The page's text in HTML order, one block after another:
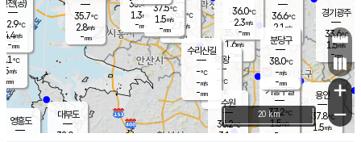
의도
℃
m/s
mm
영흥도
과천
35.9℃
1.6m/s
- mm
용인
37.8℃
1.5m/s
경기광주
33.6℃
1.5m/s
-mm
대부도
32.0
의왕
- ℃
m/s
mm
36.1
℃
2.7 m/s
-mm
35.4℃
1.3m/s
-mm
37.5℃
1.5m/s
-mm
36.6℃
2.1 m/s
-mm
36.0℃
2.3m/s
-mm
기흥구갈
37.2℃
1.5m/s
-
수리산길
-℃
-m/s
-mm
분당구
38.0℃
-m/s
-mm
인천(공)
32.9℃
4.4m/s
-mm
수원
36.2℃
3.1 m/s
35.7℃
2.8m/s
-mm
+
−
20 km